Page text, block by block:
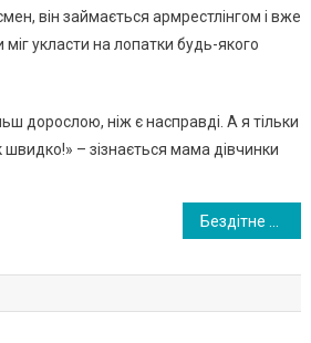
він займається армрестлінгом і вже
міг укласти на лопатки будь-якого
дорослою, ніж є насправді. А я тільки
– зізнається мама дівчинки
Бездітне подружжя вирішило всиновити трійню, але раптово стали батьками 6-х дітей. ФОТО